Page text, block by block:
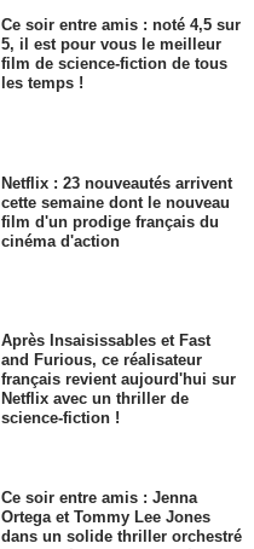
Ce soir entre amis : noté 4,5 sur
5, il est pour vous le meilleur
film de science-fiction de tous
les temps !
Netflix : 23 nouveautés arrivent
cette semaine dont le nouveau
film d'un prodige français du
cinéma d'action
Après Insaisissables et Fast
and Furious, ce réalisateur
français revient aujourd'hui sur
Netflix avec un thriller de
science-fiction !
Ce soir entre amis : Jenna
Ortega et Tommy Lee Jones
dans un solide thriller orchestré